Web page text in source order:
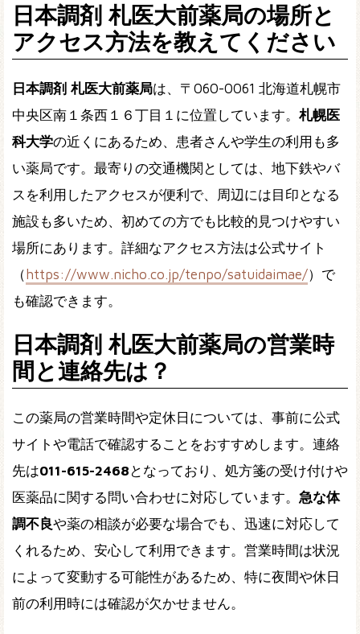
日本調剤 札医大前薬局の場所と
アクセス方法を教えてください
日本調剤 札医大前薬局は、〒060-0061 北海道札幌市
中央区南１条西１６丁目１に位置しています。 札幌医
科大学の近くにあるため、患者さんや学生の利用も多
い薬局です。最寄りの交通機関としては、地下鉄やバ
スを利用したアクセスが便利で、周辺には目印となる
施設も多いため、初めての方でも比較的見つけやすい
場所にあります。詳細なアクセス方法は公式サイト
（https://www.nicho.co.jp/tenpo/satuidaimae/）で
も確認できます。
日本調剤 札医大前薬局の営業時
間と連絡先は？
この薬局の営業時間や定休日については、事前に公式
サイトや電話で確認することをおすすめします。連絡
先は011-615-2468 となっており、処方箋の受け付けや
医薬品に関する問い合わせに対応しています。 急な体
調不良や薬の相談が必要な場合でも、迅速に対応して
くれるため、安心して利用できます。営業時間は状況
によって変動する可能性があるため、特に夜間や休日
前の利用時には確認が欠かせません。